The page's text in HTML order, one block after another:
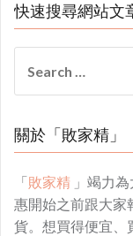
快速搜尋網站文
for:
關於「敗家精」
「敗家精 」竭力
惠開始之前跟大家
貨。想買得便宜、